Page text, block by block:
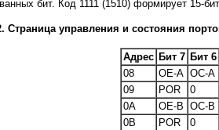
бит. Код 1111 (1510) формирует 15-
Страница управления и состояния
Адрес Бит 7 Бит 6
08
OE-A OC-A
09
POR 0
0A
OE-B OC-B
0B
POR 0